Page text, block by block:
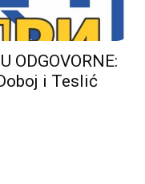
ODGOVORNE:
i Teslić